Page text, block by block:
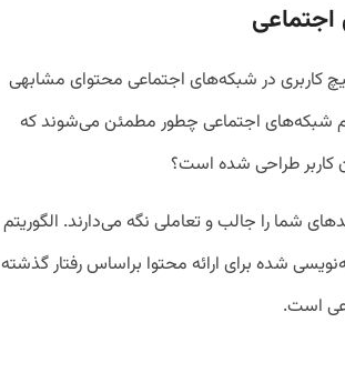
هیچ کاربری در شبکه‌های اجتماعی محتوای مشابهی
شبکه‌های اجتماعی چطور مطمئن می‌شوند که
طراحی شده‌ است؟
شما را جالب و تعاملی نگه می‌دارند. الگوریتم
شده برای ارائه محتوا براساس رفتار گذشته
است.